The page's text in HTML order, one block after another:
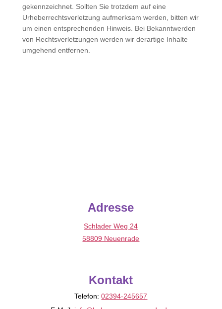
gekennzeichnet. Sollten Sie trotzdem auf eine
Urheberrechtsverletzung aufmerksam werden, bitten wir
um einen entsprechenden Hinweis. Bei Bekanntwerden
von Rechtsverletzungen werden wir derartige Inhalte
umgehend entfernen.
Adresse
Schlader Weg 24
58809 Neuenrade
Kontakt
Telefon:02394-245657